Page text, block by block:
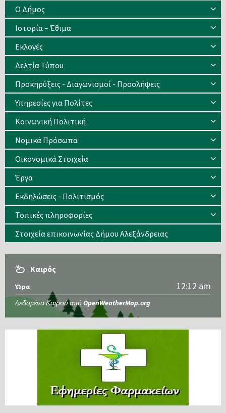
Ο Δήμος
Ιστορία – Έθιμα
Eκλογές
Δελτία Τύπου
Προκηρύξεις - Διαγωνισμοί - Προσλήψεις
Υπηρεσίες για Πολίτες
Κοινωνική Πολιτική
Νομικά Πρόσωπα
Οικονομικά Στοιχεία
Έργα
Εκδηλώσεις - Πολιτισμός
Τοπικές πληροφορίες
Στοιχεία επικοινωνίας Δήμου Αλεξάνδρειας
Καιρός
Ώρα 12:12 am
Δεδομένα Καιρού από OpenWeatherMap.org